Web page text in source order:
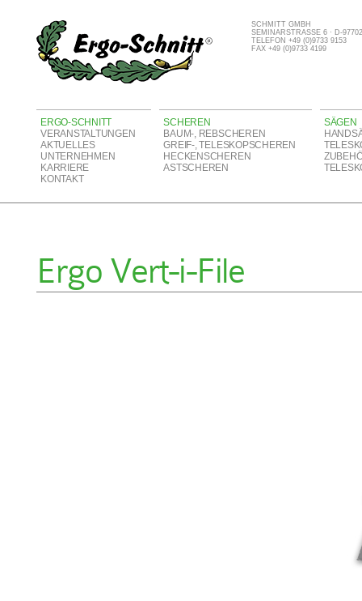
SCHMITT GMBH
SEMINARSTRASSE 6 · D-
TELEFON +49 (0)9733 9153
FAX +49 (0)9733 4199
ERGO-SCHNITT
VERANSTALTUNGEN
AKTUELLES
UNTERNEHMEN
KARRIERE
KONTAKT
SCHEREN
BAUM-, REBSCHEREN
GREIF-, TELESKOPSCHEREN
HECKENSCHEREN
ASTSCHEREN
SÄGEN
Ergo Vert-i-File